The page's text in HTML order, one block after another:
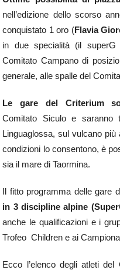
nell’edizione dello scorso
conquistato 1 oro (Flavia
in due specialità (il superG
Comitato Campano di
generale, alle spalle del
Le gare del Criterium
Comitato Siculo e saranno
Linguaglossa, sul vulcano più
condizioni lo consentono, è
sia il mare di Taormina.
Il fitto programma delle gare
in 3 discipline alpine
anche le qualificazioni e i
Trofeo Children e ai
Ecco l’elenco degli atleti